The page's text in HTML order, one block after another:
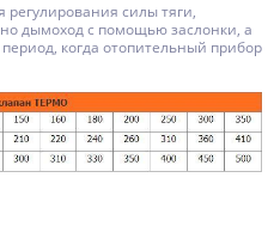
силы тяги,
дымоход с помощью заслонки, а
когда отопительный прибор